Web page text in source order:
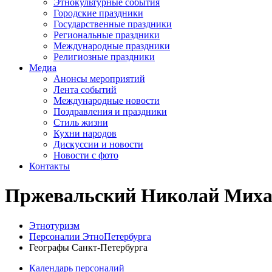
Этнокультурные события
Городские праздники
Государственные праздники
Региональные праздники
Международные праздники
Религиозные праздники
Медиа
Анонсы мероприятий
Лента событий
Международные новости
Поздравления и праздники
Cтиль жизни
Кухни народов
Дискуссии и новости
Новости с фото
Контакты
Пржевальский Николай
Этнотуризм
Персоналии ЭтноПетербурга
Географы Санкт-Петербурга
Календарь персоналий